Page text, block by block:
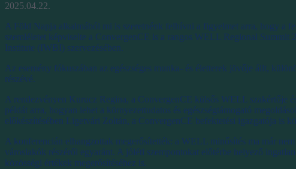
2025.04.22.
A Föld Napja alkalmából mi is szeretnénk felhívni a figyelmet arra, hogy a
szemléletet képviselte a ConvergenCE is a rangos WELL Regional
Institute (IWBI) szervezésében.
Az esemény fókuszában az egészséges munka- és életterek jövője állt,
részévé.
A rendezvényen Kurucz Regina, a ConvergenCE külsős WELL szakértője
példát arra, hogyan lehet a környezettudatos és egészségtámogató
előkészítésében Ligetvári Zoltán, a ConvergenCE befektetési igazgatója is
A konferencián elhangzottak megerősítették: a WELL minősítés ma már
városlakók részéről egyaránt. A jóléti szempontokat előtérbe helyező
közösségi értékek megerősítéséhez is.